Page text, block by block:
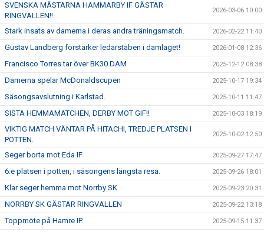
SVENSKA MÄSTARNA HAMMARBY IF GÄSTAR
RINGVALLEN!!
2026-03-06 10:00
Stark insats av damerna i deras andra träningsmatch. 2026-02-22 11:40
Gustav Landberg förstärker ledarstaben i damlaget! 2026-01-08 12:36
Francisco Torres tar över BK30 DAM 2025-12-12 08:38
Damerna spelar McDonaldscupen 2025-10-17 19:34
Säsongsavslutning i Karlstad. 2025-10-11 11:47
SISTA HEMMAMATCHEN, DERBY MOT GIF!! 2025-10-03 18:19
VIKTIG MATCH VÄNTAR PÅ HITACHI, TREDJE PLATSEN I
POTTEN.
2025-10-02 12:50
Seger borta mot Eda IF 2025-09-27 17:47
6:e platsen i potten, i säsongens längsta resa. 2025-09-26 18:01
Klar seger hemma mot Norrby SK 2025-09-23 20:31
NORRBY SK GÄSTAR RINGVALLEN 2025-09-22 13:18
Toppmöte på Hamre IP. 2025-09-15 11:37